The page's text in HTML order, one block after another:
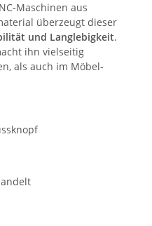
Maschinen aus
überzeugt dieser
und Langlebigkeit.
ihn vielseitig
als auch im Möbel-